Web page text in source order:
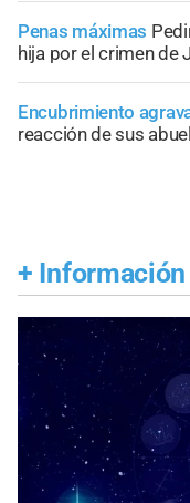
Penas máximas
hija por el crimen de
Encubrimiento
reacción de sus
+ Información